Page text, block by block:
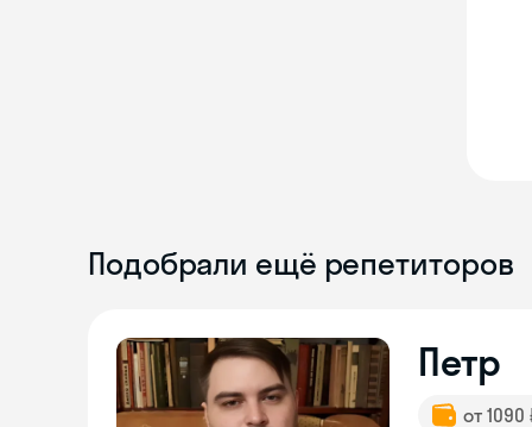
Подобрали ещё репетиторов
Петр
от